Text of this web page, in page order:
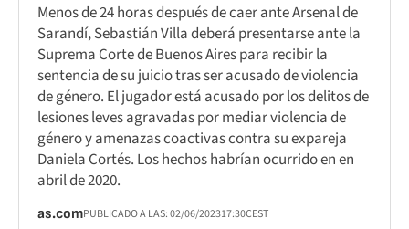
Menos de 24 horas después de caer ante Arsenal de
Sarandí, Sebastián Villa deberá presentarse ante la
Suprema Corte de Buenos Aires para recibir la
sentencia de su juicio tras ser acusado de violencia
de género. El jugador está acusado por los delitos de
lesiones leves agravadas por mediar violencia de
género y amenazas coactivas contra su expareja
Daniela Cortés. Los hechos habrían ocurrido en en
abril de 2020.
as.comPUBLICADO A LAS:02/06/202317:30CEST